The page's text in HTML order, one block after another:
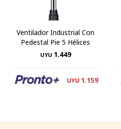
Ventilador Industrial Con
Pedestal Pie 5 Hélices
UYU 1.449
UYU 1.159